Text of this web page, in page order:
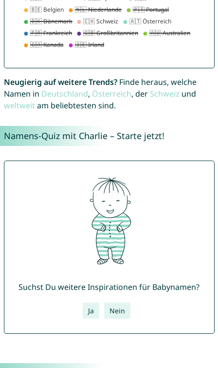
Neugierig auf weitere Trends?Finde heraus, welche
Namen in Deutschland, Österreich, der Schweiz und
weltweitam beliebtesten sind.
Namens-Quiz mit Charlie – Starte jetzt!
Suchst Du weitere Inspirationen für Babynamen?
Ja Nein